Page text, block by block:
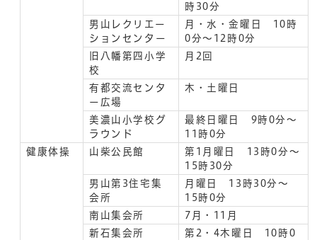
時30分
男山レクリエー
ションセンター
月・水・金曜日 10時
0分～12時0分
旧八幡第四小学
校
月2回
有都交流センタ
ー広場
木・土曜日
美濃山小学校グ
ラウンド
最終日曜日 9時0分～
11時0分
健康体操
山柴公民館
第1月曜日 13時0分～
15時30分
男山第3住宅集
会所
月曜日 13時30分～
15時0分
南山集会所
7月・11月
新石集会所
第2・4木曜日 10時0